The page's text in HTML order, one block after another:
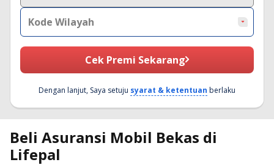
Kode Wilayah
Cek Premi Sekarang
Dengan lanjut, Saya setuju syarat & ketentuan berlaku
Beli Asuransi Mobil Bekas di
Lifepal